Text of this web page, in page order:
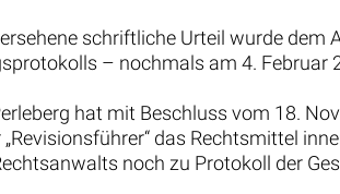
schriftliche Urteil wurde
– nochmals am 4. Februar
hat mit Beschluss vom 18.
das Rechtsmittel
noch zu Protokoll der